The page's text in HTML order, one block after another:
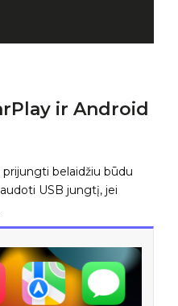
ir Android
belaidžiu būdu
USB jungtį, jei